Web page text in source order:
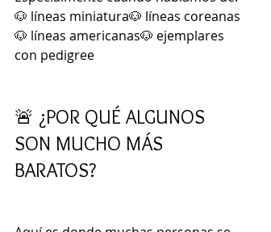
🐶 líneas miniatura🐶 líneas coreanas
🐶 líneas americanas🐶 ejemplares
con pedigree
🚨 ¿POR QUÉ ALGUNOS
SON MUCHO MÁS
BARATOS?